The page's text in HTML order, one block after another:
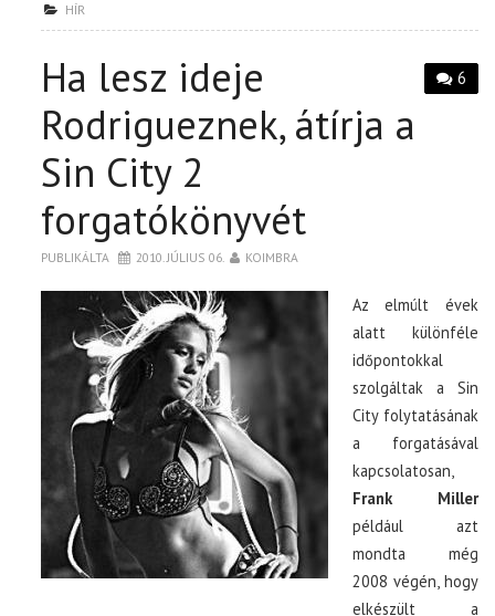
HÍR
6
Ha lesz ideje
Rodrigueznek, átírja a
Sin City 2
forgatókönyvét
PUBLIKÁLTA 2010. JÚLIUS 06. KOIMBRA
Az elmúlt évek
alatt különféle
időpontokkal
szolgáltak a Sin
City folytatásának
a forgatásával
kapcsolatosan,
Frank Miller
például azt
mondta még
2008 végén, hogy
elkészült a